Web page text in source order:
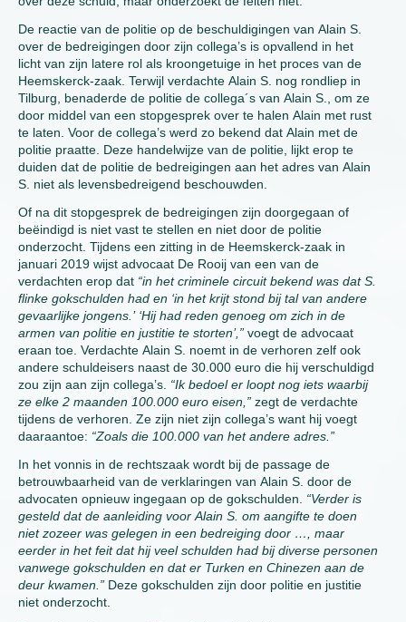
De reactie van de politie op de beschuldigingen van Alain S.
over de bedreigingen door zijn collega’s is opvallend in het
licht van zijn latere rol als kroongetuige in het proces van de
Heemskerck-zaak. Terwijl verdachte Alain S. nog rondliep in
Tilburg, benaderde de politie de collega´s van Alain S., om ze
door middel van een stopgesprek over te halen Alain met rust
te laten. Voor de collega’s werd zo bekend dat Alain met de
politie praatte. Deze handelwijze van de politie, lijkt erop te
duiden dat de politie de bedreigingen aan het adres van Alain
S. niet als levensbedreigend beschouwden.
Of na dit stopgesprek de bedreigingen zijn doorgegaan of
beëindigd is niet vast te stellen en niet door de politie
onderzocht. Tijdens een zitting in de Heemskerck-zaak in
januari 2019 wijst advocaat De Rooij van een van de
verdachten erop dat “in het criminele circuit bekend was dat S.
flinke gokschulden had en ‘in het krijt stond bij tal van andere
gevaarlijke jongens.’ ‘Hij had reden genoeg om zich in de
armen van politie en justitie te storten’,” voegt de advocaat
eraan toe. Verdachte Alain S. noemt in de verhoren zelf ook
andere schuldeisers naast de 30.000 euro die hij verschuldigd
zou zijn aan zijn collega’s. “Ik bedoel er loopt nog iets waarbij
ze elke 2 maanden 100.000 euro eisen,” zegt de verdachte
tijdens de verhoren. Ze zijn niet zijn collega’s want hij voegt
daaraantoe: “Zoals die 100.000 van het andere adres.”
In het vonnis in de rechtszaak wordt bij de passage de
betrouwbaarheid van de verklaringen van Alain S. door de
advocaten opnieuw ingegaan op de gokschulden. “Verder is
gesteld dat de aanleiding voor Alain S. om aangifte te doen
niet zozeer was gelegen in een bedreiging door …, maar
eerder in het feit dat hij veel schulden had bij diverse personen
vanwege gokschulden en dat er Turken en Chinezen aan de
deur kwamen.” Deze gokschulden zijn door politie en justitie
niet onderzocht.